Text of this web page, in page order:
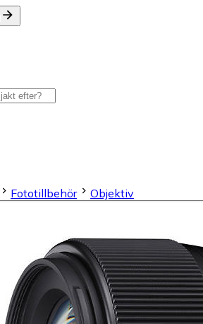
Fototillbehör Objektiv